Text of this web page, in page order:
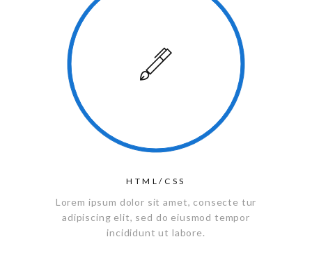
HTML/CSS
Lorem ipsum dolor sit amet, consecte tur
adipiscing elit, sed do eiusmod tempor
incididunt ut labore.